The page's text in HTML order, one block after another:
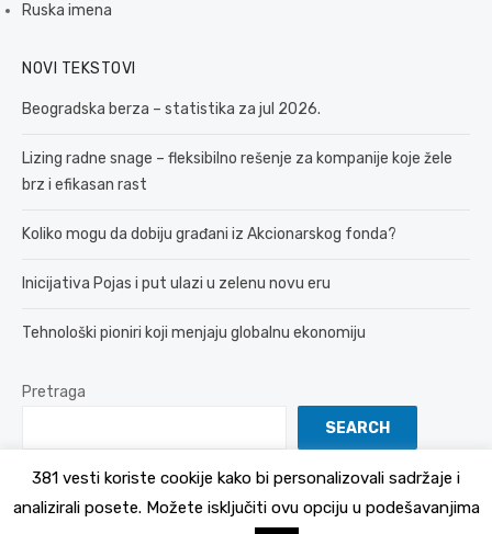
Ruska imena
NOVI TEKSTOVI
Beogradska berza – statistika za jul 2026.
Lizing radne snage – fleksibilno rešenje za kompanije koje žele
brz i efikasan rast
Koliko mogu da dobiju građani iz Akcionarskog fonda?
Inicijativa Pojas i put ulazi u zelenu novu eru
Tehnološki pioniri koji menjaju globalnu ekonomiju
Pretraga
SEARCH
Politika Privatnosti
381 vesti koriste cookije kako bi personalizovali sadržaje i
analizirali posete. Možete isključiti ovu opciju u podešavanjima